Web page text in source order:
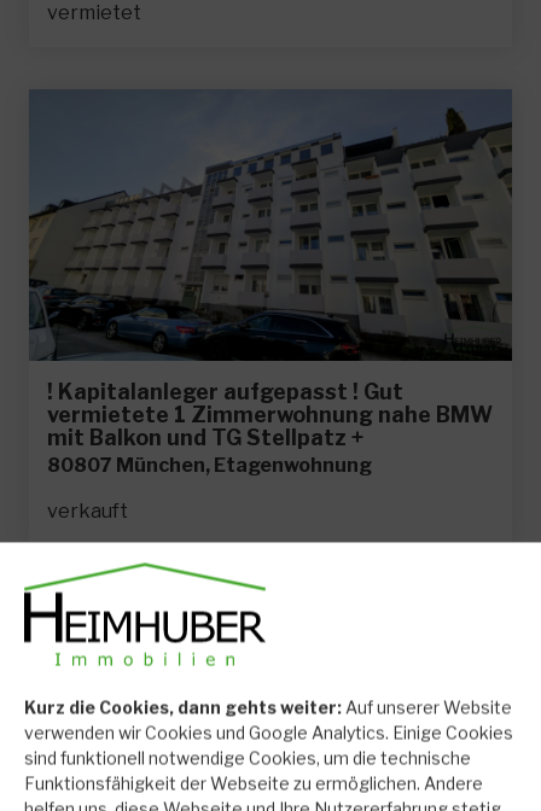
Kurz die Cookies, dann gehts weiter:Auf unserer Website
verwenden wir Cookies und Google Analytics. Einige Cookies
sind funktionell notwendige Cookies, um die technische
Funktionsfähigkeit der Webseite zu ermöglichen. Andere
vermietet
! Kapitalanleger aufgepasst ! Gut
vermietete 1 Zimmerwohnung nahe BMW
mit Balkon und TG Stellpatz +
80807 München, Etagenwohnung
verkauft